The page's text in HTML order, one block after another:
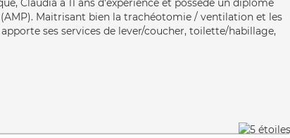
Claudia a 11 ans d'expérience et possède un diplôme
Maitrisant bien la trachéotomie / ventilation et les
ses services de lever/coucher, toilette/habillage,